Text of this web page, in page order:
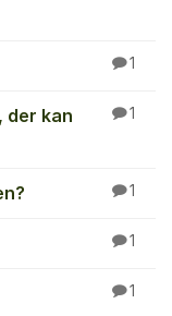
1
der kan
1
1
1
1